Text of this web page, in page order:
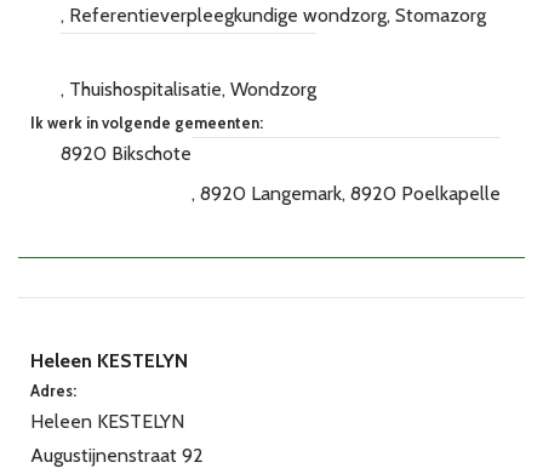
Referentieverpleegkundige wondzorg Stomazorg
Thuishospitalisatie Wondzorg
Ik werk in volgende gemeenten:
8920 Bikschote
8920 Langemark 8920 Poelkapelle
Heleen KESTELYN
Adres:
Heleen KESTELYN
Augustijnenstraat 92